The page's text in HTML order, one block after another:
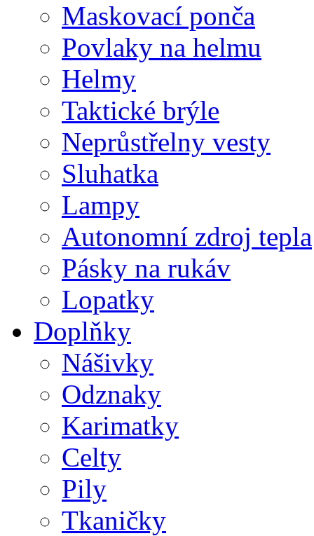
Maskovací ponča
Povlaky na helmu
Helmy
Taktické brýle
Neprůstřelny vesty
Sluhatka
Lampy
Autonomní zdroj tepla
Pásky na rukáv
Lopatky
Doplňky
Nášivky
Odznaky
Karimatky
Celty
Pily
Tkaničky